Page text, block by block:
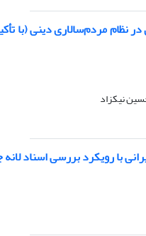
نظام مردم‌سالاری دینی (با
نیکزاد